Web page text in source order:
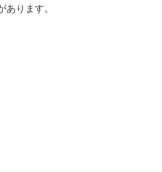
あります。